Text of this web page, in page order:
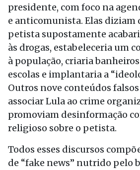
presidente, com foco na
e anticomunista. Elas diziam
petista supostamente
às drogas, estabeleceria um
à população, criaria
escolas e implantaria a
Outros nove conteúdos
associar Lula ao crime
promoviam desinformação
religioso sobre o petista.
Todos esses discursos
de “fake news” nutrido pelo